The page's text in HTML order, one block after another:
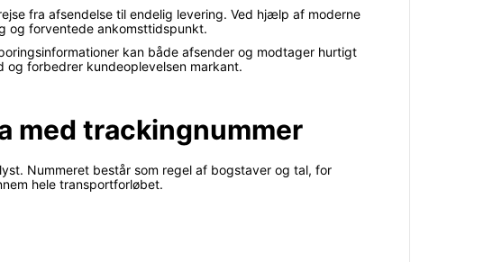
fra afsendelse til endelig levering. Ved hjælp af moderne
og forventede ankomsttidspunkt.
kan både afsender og modtager hurtigt
og forbedrer kundeoplevelsen markant.
med trackingnummer
Nummeret består som regel af bogstaver og tal, for
hele transportforløbet.